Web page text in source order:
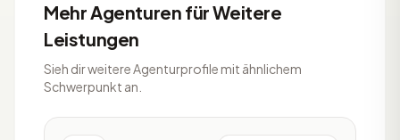
Mehr Agenturen für Weitere
Leistungen
Sieh dir weitere Agenturprofile mit ähnlichem
Schwerpunkt an.